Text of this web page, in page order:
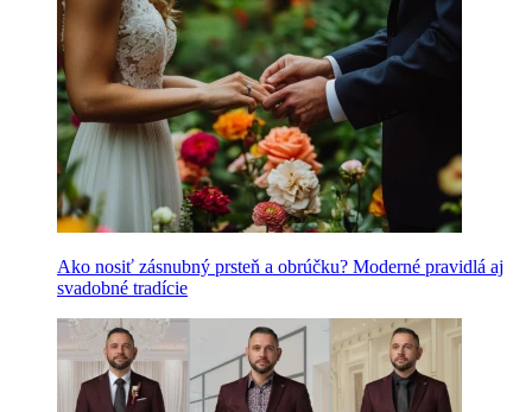
Ako nosiť zásnubný prsteň a obrúčku? Moderné pravidlá aj
svadobné tradície